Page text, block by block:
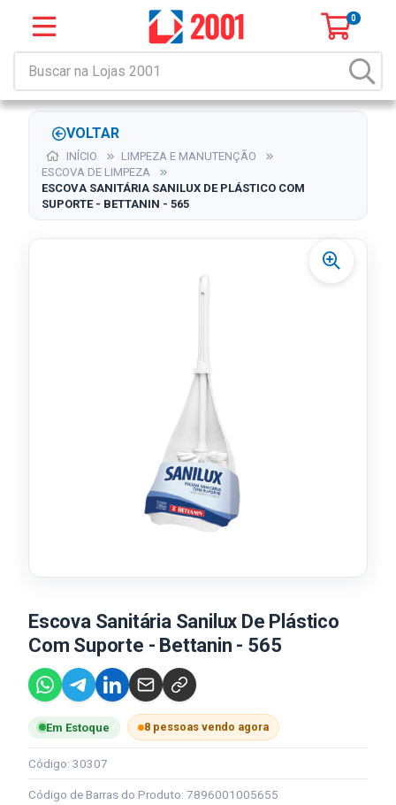
0
VOLTAR
INÍCIO
LIMPEZA E MANUTENÇÃO
ESCOVA DE LIMPEZA
ESCOVA SANITÁRIA SANILUX DE PLÁSTICO COM
SUPORTE - BETTANIN - 565
Escova Sanitária Sanilux De Plástico
Com Suporte - Bettanin - 565
Em Estoque 8 pessoas vendo agora
Código: 30307
Código de Barras do Produto: 7896001005655